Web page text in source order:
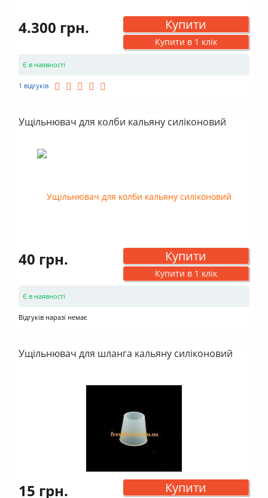
4.300 грн. Купити
Купити в 1 клік
Є в наявності
1 відгуків
Ущільнювач для колби кальяну силіконовий
40 грн. Купити
Купити в 1 клік
Є в наявності
Відгуків наразі немає
Ущільнювач для шланга кальяну силіконовий
15 грн. Купити